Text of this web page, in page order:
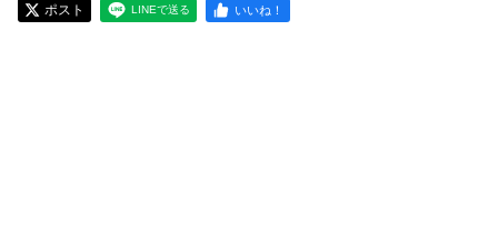
ポスト LINEで送る いいね！